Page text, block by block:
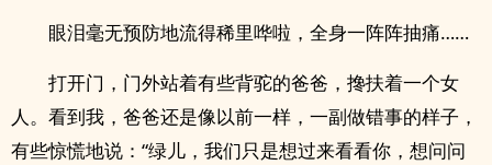
眼泪毫无预防地流得稀里哗啦，全身一阵阵抽痛……
打开门，门外站着有些背驼的爸爸，搀扶着一个女
人。看到我，爸爸还是像以前一样，一副做错事的样子，
有些惊慌地说：“绿儿，我们只是想过来看看你，想问问